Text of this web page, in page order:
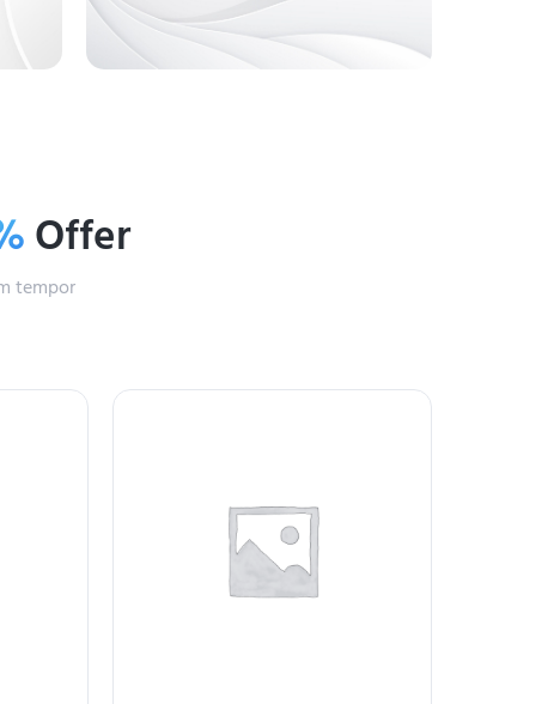
Offer
tempor